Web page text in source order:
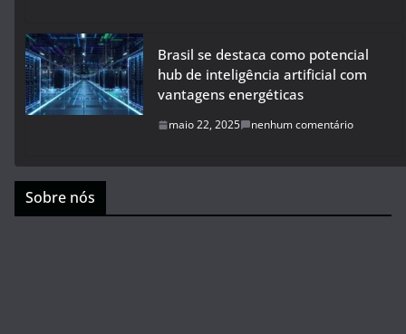
Brasil se destaca como potencial
hub de inteligência artificial com
vantagens energéticas
maio 22, 2025 nenhum comentário
Sobre nós